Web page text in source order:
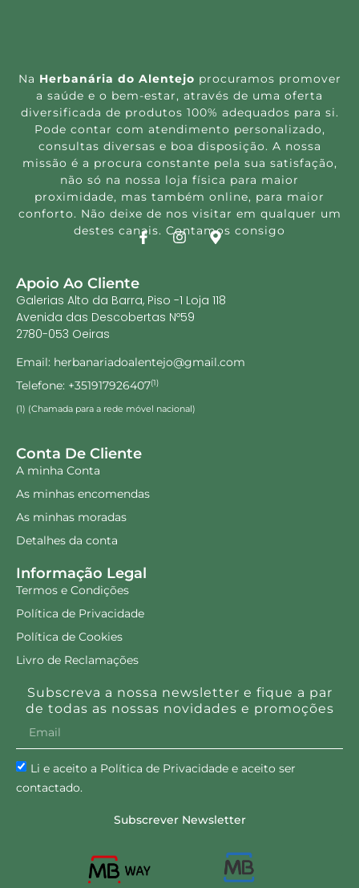
Na Herbanária do Alentejo procuramos promover
a saúde e o bem-estar, através de uma oferta
diversificada de produtos 100% adequados para si.
Pode contar com atendimento personalizado,
consultas diversas e boa disposição. A nossa
missão é a procura constante pela sua satisfação,
não só na nossa loja física para maior
proximidade, mas também online, para maior
conforto. Não deixe de nos visitar em qualquer um
destes canais. Contamos consigo
Apoio Ao Cliente
Galerias Alto da Barra, Piso -1 Loja 118
Avenida das Descobertas Nº59
2780-053 Oeiras
Email: herbanariadoalentejo@gmail.com
Telefone: +351917926407(1)
(1) (Chamada para a rede móvel nacional)
Conta De Cliente
A minha Conta
As minhas encomendas
As minhas moradas
Detalhes da conta
Informação Legal
Termos e Condições
Política de Privacidade
Política de Cookies
Livro de Reclamações
Subscreva a nossa newsletter e fique a par
de todas as nossas novidades e promoções
Li e aceito a Política de Privacidade e aceito ser
contactado.
Subscrever Newsletter